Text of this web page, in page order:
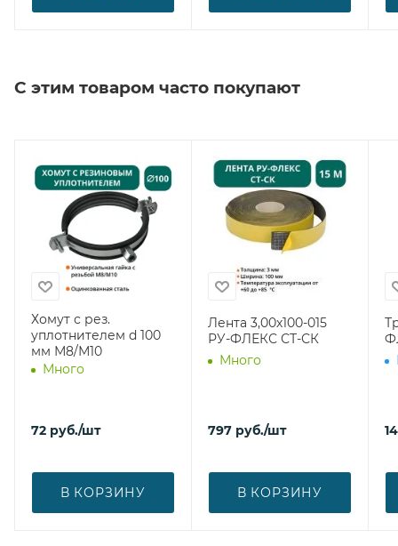
С этим товаром часто покупают
Хомут с рез.
уплотнителем d 100
мм М8/М10
Много
72 руб./шт
В КОРЗИНУ
Лента 3,00х100-015
РУ-ФЛЕКС СТ-СК
Много
797 руб./шт
В КОРЗИНУ